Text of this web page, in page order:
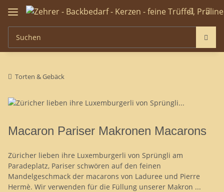
Torten & Gebäck
Macaron Pariser Makronen Macarons
Züricher lieben ihre Luxemburgerli von Sprüngli am
Paradeplatz, Pariser schwören auf den feinen
Mandelgeschmack der macarons von Laduree und Pierre
Hermè. Wir verwenden für die Füllung unserer Makron ...